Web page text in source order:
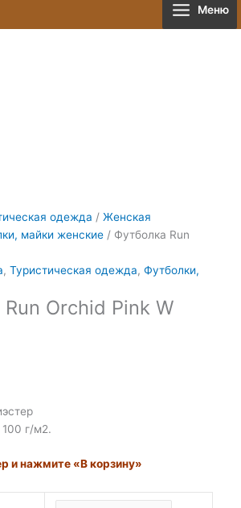
Меню
одежда / Женская
майки женские/ Футболка Run
, Туристическая одежда, Футболки,
Orchid Pink W
100 г/м2.
и нажмите «В корзину»